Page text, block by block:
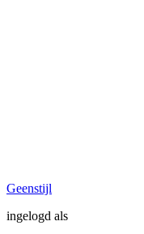
Geenstijl
ingelogd als